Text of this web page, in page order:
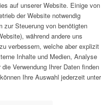
auf unserer Website. Einige von
der Website notwendig
zur Steuerung von benötigten
während andere uns
verbessern, welche aber explizit
Inhalte und Medien, Analyse
Verwendung Ihrer Daten finden
Ihre Auswahl jederzeit unter